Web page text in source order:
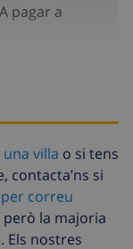
pagar a
a l’arribada
A pagar a
villa o si tens
contacta’ns si
per correu
la majoria
Els nostres